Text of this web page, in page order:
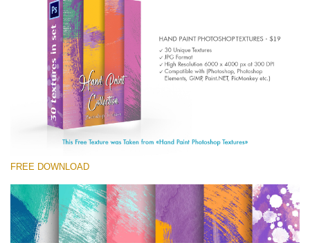
โปรดเลือก
Free Photoshop Texture #5 Small 800*533px
Hand Painted
(30 Textures)
Large 6000*4000px
Entire Collection
ดาวน์โหลดฟรี
FREE DOWNLOAD